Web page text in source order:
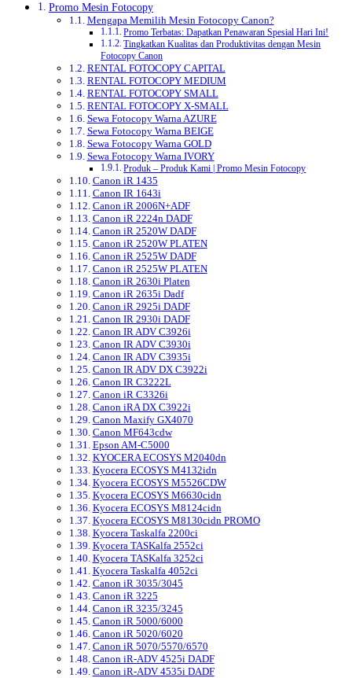
Promo Mesin Fotocopy
Mengapa Memilih Mesin Fotocopy Canon?
Promo Terbatas: Dapatkan Penawaran Spesial Hari Ini!
Tingkatkan Kualitas dan Produktivitas dengan Mesin
Fotocopy Canon
RENTAL FOTOCOPY CAPITAL
RENTAL FOTOCOPY MEDIUM
RENTAL FOTOCOPY SMALL
RENTAL FOTOCOPY X-SMALL
Sewa Fotocopy Warna AZURE
Sewa Fotocopy Warna BEIGE
Sewa Fotocopy Warna GOLD
Sewa Fotocopy Warna IVORY
Produk – Produk Kami | Promo Mesin Fotocopy
Canon iR 1435
Canon IR 1643i
Canon iR 2006N+ADF
Canon iR 2224n DADF
Canon iR 2520W DADF
Canon iR 2520W PLATEN
Canon iR 2525W DADF
Canon iR 2525W PLATEN
Canon iR 2630i Platen
Canon iR 2635i Dadf
Canon iR 2925i DADF
Canon IR 2930i DADF
Canon IR ADV C3926i
Canon IR ADV C3930i
Canon IR ADV C3935i
Canon IR ADV DX C3922i
Canon IR C3222L
Canon iR C3326i
Canon iRA DX C3922i
Canon Maxify GX4070
Canon MF643cdw
Epson AM-C5000
KYOCERA ECOSYS M2040dn
Kyocera ECOSYS M4132idn
Kyocera ECOSYS M5526CDW
Kyocera ECOSYS M6630cidn
Kyocera ECOSYS M8124cidn
Kyocera ECOSYS M8130cidn PROMO
Kyocera Taskalfa 2200ci
Kyocera TASKalfa 2552ci
Kyocera TASKalfa 3252ci
Kyocera Taskalfa 4052ci
Canon iR 3035/3045
Canon iR 3225
Canon iR 3235/3245
Canon iR 5000/6000
Canon iR 5020/6020
Canon iR 5070/5570/6570
Canon iR-ADV 4525i DADF
Canon iR-ADV 4535i DADF